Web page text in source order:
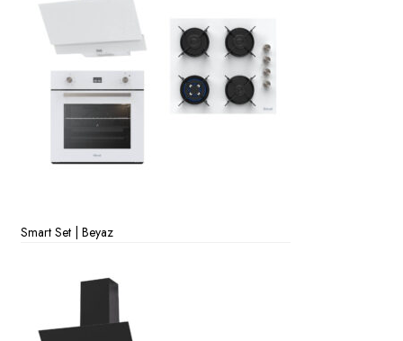
Smart Set | Beyaz